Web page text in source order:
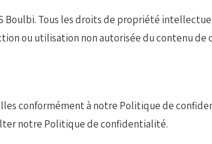
Boulbi. Tous les droits de propriété
ou utilisation non autorisée du contenu
conformément à notre Politique de
notre Politique de confidentialité.